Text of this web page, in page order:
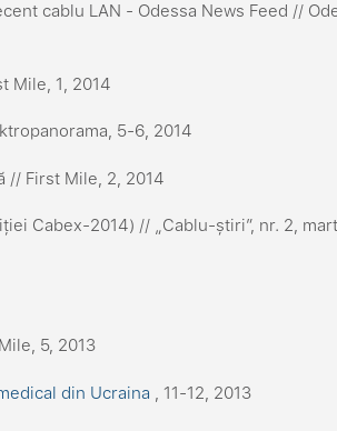
cablu LAN - Odessa News Feed //
Mile, 1, 2014
5-6, 2014
// First Mile, 2, 2014
Cabex-2014) // „Cablu-știri”, nr. 2,
5, 2013
din Ucraina , 11-12, 2013